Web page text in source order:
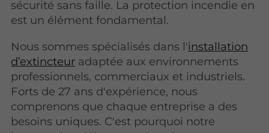
sécurité sans faille. La protection incendie en
est un élément fondamental.
Nous sommes spécialisés dans l'installation
d’extincteur adaptée aux environnements
professionnels, commerciaux et industriels.
Forts de 27 ans d'expérience, nous
comprenons que chaque entreprise a des
besoins uniques. C'est pourquoi notre